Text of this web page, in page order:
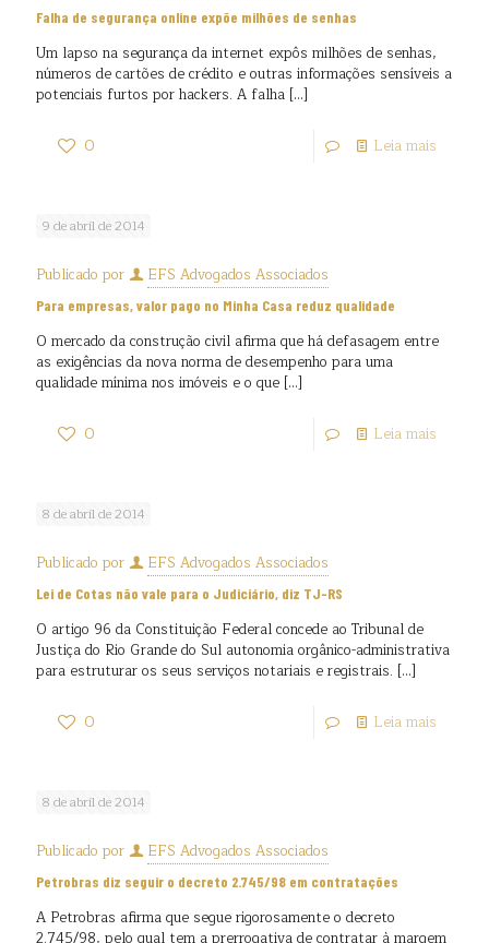
Falha de segurança online expõe milhões de senhas
Um lapso na segurança da internet expôs milhões de senhas,
números de cartões de crédito e outras informações sensíveis a
potenciais furtos por hackers. A falha […]
0 Leia mais
9 de abril de 2014
Publicado por EFS Advogados Associados
Para empresas, valor pago no Minha Casa reduz qualidade
O mercado da construção civil afirma que há defasagem entre
as exigências da nova norma de desempenho para uma
qualidade mínima nos imóveis e o que […]
0 Leia mais
8 de abril de 2014
Publicado por EFS Advogados Associados
Lei de Cotas não vale para o Judiciário, diz TJ-RS
O artigo 96 da Constituição Federal concede ao Tribunal de
Justiça do Rio Grande do Sul autonomia orgânico-administrativa
para estruturar os seus serviços notariais e registrais. […]
0 Leia mais
8 de abril de 2014
Publicado por EFS Advogados Associados
Petrobras diz seguir o decreto 2.745/98 em contratações
A Petrobras afirma que segue rigorosamente o decreto